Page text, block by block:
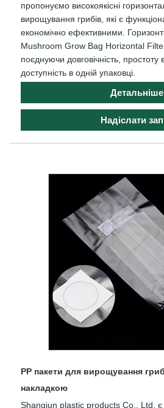
пропонуємо високоякісні
вирощування грибів, які є
економічно ефективними.
Mushroom Grow Bag Horizontal
поєднуючи довговічність, простоту
доступність в одній упаковці.
Детальніше
Надіслати
PP пакети для вирощування
накладкою
Shangjun plastic products Co., Ltd.